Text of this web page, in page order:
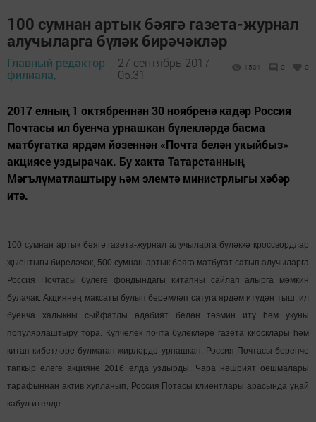
100 сумнан артык бәягә газета-журнал
алучыларга бүләк бирәчәкләр
Главный редактор
филиала,
27 сентябрь 2017 -
05:31
1501 0 0
2017 елның 1 октябреннән 30 ноябренә кадәр Россия
Почтасы ил буенча урнашкан бүлекләрдә басма
матбугатка ярдәм йөзеннән «Почта белән укыйбыз»
акциясе уздырачак. Бу хакта Татарстанның
Мәгълүматлаштыру һәм элемтә министрлыгы хәбәр
итә.
100 сумнан артык бәягә газета-журнал алучыларга бүләккә кроссвордлар
җыентыгы биреләчәк, 500 сумнан артык бәягә матбугат сатып алучыларга
Россия Почтасы бүлеге фондындагы китапны сайлап алырга мөмкин
булачак.Акциянең максаты булып берәмләп сатуга ярдәм итүдән тыш, ил
буенча халыкны сыйфатлы әдәбият белән тәэмин итү һәм укуны
популярлаштыру тора. Күпчелек почта бүлекләре газета киосклары һәм
китап кибетләре булмаган җирләрдә урнашкан. Россия Почтасы беренче
тапкыр әлеге акцияне 2016 елда уздырды. Чара нәшрият оешмалары
тарафыннан актив хупланып, Россия Потасы клиентлары арасында уңай
кабул ителде.